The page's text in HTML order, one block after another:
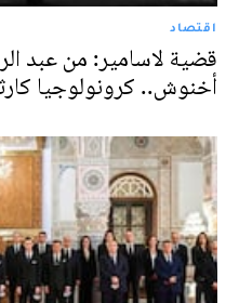
اقتصاد
قضية لاسامير: من عبد
أخنوش.. كرونولوجيا